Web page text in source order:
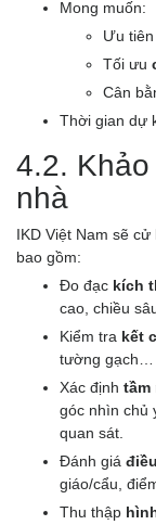
Mong muốn:
Ưu tiên
Tối ưu
Cân
Thời gian dự
4.2.
nhà
IKD Việt Nam sẽ cử
bao gồm:
Đo đạc kích
cao, chiều
Kiểm tra kết
tường gạch…
Xác định tầm
góc nhìn chủ
quan sát.
Đánh giá
giáo/cẩu,
Thu thập